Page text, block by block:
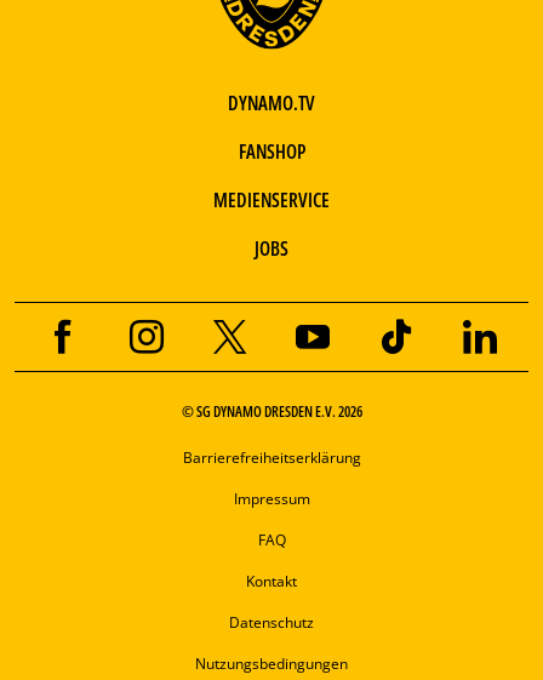
DYNAMO.TV
FANSHOP
MEDIENSERVICE
JOBS
© SG DYNAMO DRESDEN E.V. 2026
Barrierefreiheitserklärung
Impressum
FAQ
Kontakt
Datenschutz
Nutzungsbedingungen